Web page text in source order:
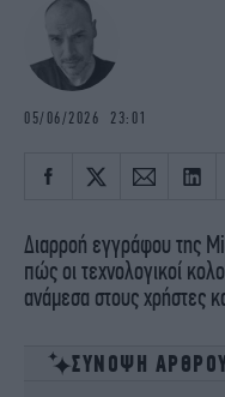
05/06/2026 23:01
Διαρροή εγγράφου της
πώς οι τεχνολογικοί
ανάμεσα στους χρήστες
ΣΥΝΟΨΗ